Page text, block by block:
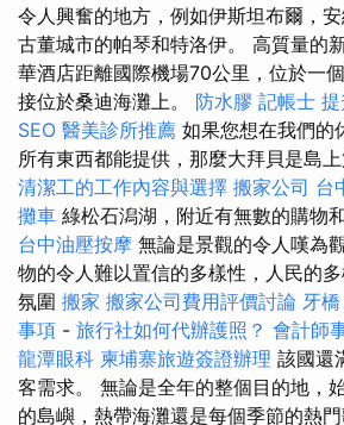
令人興奮的地方，例如伊斯坦布爾，
古董城市的帕琴和特洛伊。 高質量的
華酒店距離國際機場70公里，位於一
接位於桑迪海灘上。 防水膠 記帳士
SEO 醫美診所推薦 如果您想在我們的
所有東西都能提供，那麼大拜貝是島上
清潔工的工作內容與選擇 搬家公司 台
攤車 綠松石潟湖，附近有無數的購物
台中油壓按摩 無論是景觀的令人嘆為
物的令人難以置信的多樣性，人民的
氛圍 搬家 搬家公司費用評價討論 牙橋
事項 - 旅行社如何代辦護照？ 會計師
龍潭眼科 柬埔寨旅遊簽證辦理 該國還
客需求。 無論是全年的整個目的地，
的島嶼，熱帶海灘還是每個季節的熱